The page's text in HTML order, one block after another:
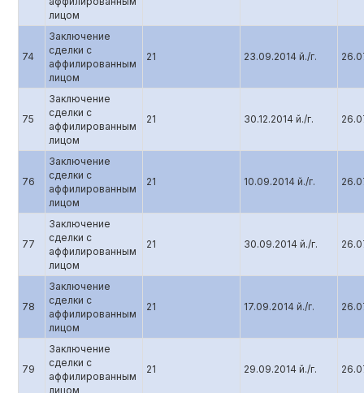
лицом
74
Заключение
сделки с
аффилированным
лицом
21 23.09.2014 й./г.
75
Заключение
сделки с
аффилированным
лицом
21 30.12.2014 й./г.
76
Заключение
сделки с
аффилированным
лицом
21 10.09.2014 й./г.
77
Заключение
сделки с
аффилированным
лицом
21 30.09.2014 й./г.
78
Заключение
сделки с
аффилированным
лицом
21 17.09.2014 й./г.
79
Заключение
сделки с
аффилированным
лицом
21 29.09.2014 й./г.